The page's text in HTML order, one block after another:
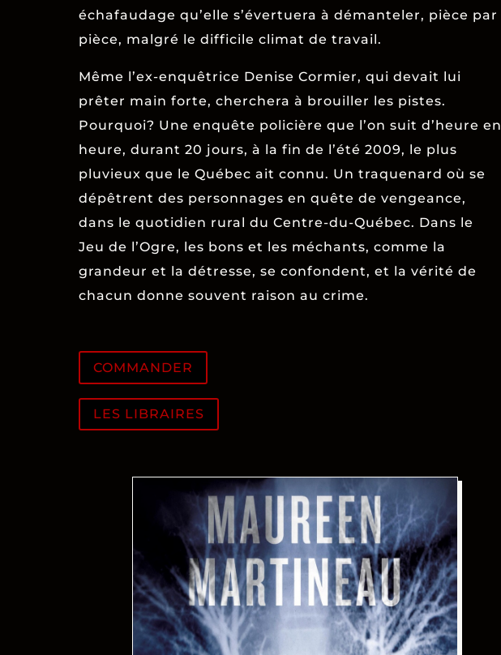
échafaudage qu’elle s’évertuera à démanteler, pièce par
pièce, malgré le difficile climat de travail.
Même l’ex-enquêtrice Denise Cormier, qui devait lui
prêter main forte, cherchera à brouiller les pistes.
Pourquoi? Une enquête policière que l’on suit d’heure en
heure, durant 20 jours, à la fin de l’été 2009, le plus
pluvieux que le Québec ait connu. Un traquenard où se
dépêtrent des personnages en quête de vengeance,
dans le quotidien rural du Centre-du-Québec. Dans le
Jeu de l’Ogre, les bons et les méchants, comme la
grandeur et la détresse, se confondent, et la vérité de
chacun donne souvent raison au crime.
COMMANDER
LES LIBRAIRES